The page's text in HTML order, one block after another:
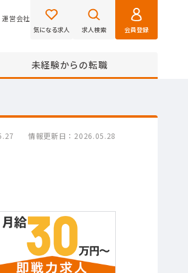
運営会社
気になる求人 求人検索 会員登録
未経験からの転職
情報更新日 2026.05.28